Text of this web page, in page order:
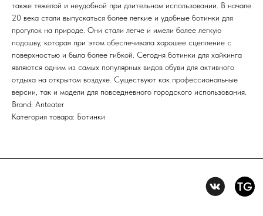
также тяжелой и неудобной при длительном использовании. В начале
20 века стали выпускаться более легкие и удобные ботинки для
прогулок на природе. Они стали легче и имели более легкую
подошву, которая при этом обеспечивала хорошее сцепление с
поверхностью и была более гибкой. Сегодня ботинки для хайкинга
являются одним из самых популярных видов обуви для активного
отдыха на открытом воздухе. Существуют как профессиональные
версии, так и модели для повседневного городского использования.
Brand: Anteater
Категория товара: Ботинки
Политика конфидениальности
Пользовательское
соглашение
Условия возврата и обмена
Нажимая на кнопку вы соглашаетесь с политикой
конфиденцильности